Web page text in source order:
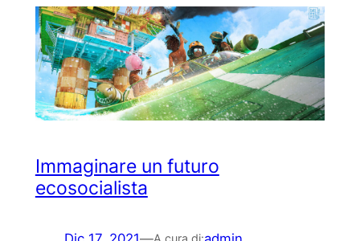
Immaginare un futuro
ecosocialista
A cura di: